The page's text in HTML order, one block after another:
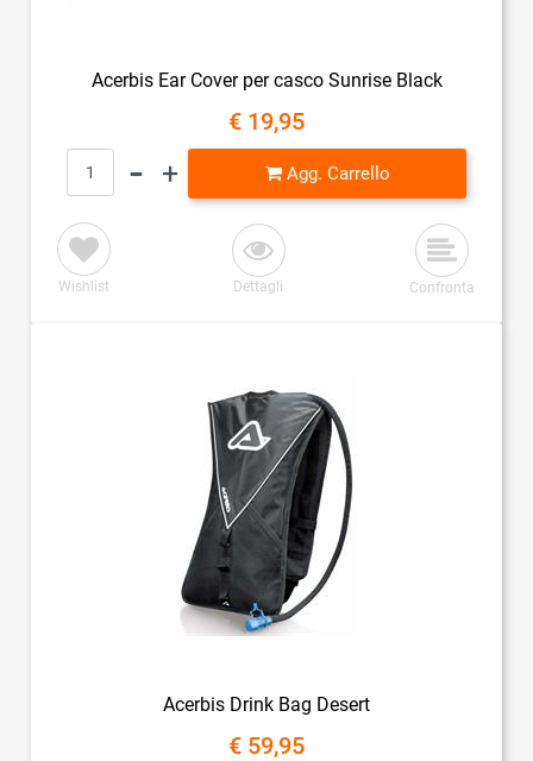
Acerbis Ear Cover per casco Sunrise Black
€ 19,95
Quantità
Agg. Carrello
Wishlist Dettagli Confronta
Acerbis Drink Bag Desert
€ 59,95